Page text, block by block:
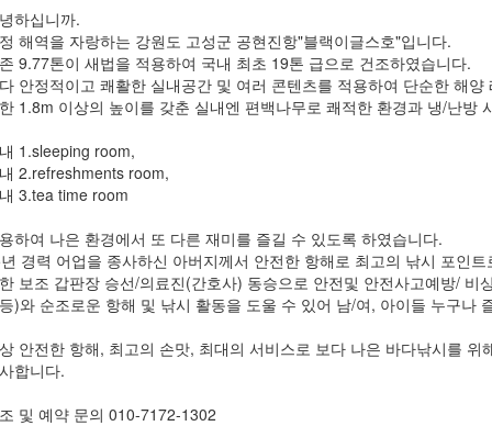
하십니까.
해역을 자랑하는 강원도 고성군 공현진항"블랙이글스호"입니다.
9.77톤이 새법을 적용하여 국내 최초 19톤 급으로 건조하였습니다.
안정적이고 쾌활한 실내공간 및 여러 콘텐츠를 적용하여 단순한 해
1.8m 이상의 높이를 갖춘 실내엔 편백나무로 쾌적한 환경과 냉/난방
1.sleeping room,
2.refreshments room,
3.tea time room
하여 나은 환경에서 또 다른 재미를 즐길 수 있도록 하였습니다.
경력 어업을 종사하신 아버지께서 안전한 항해로 최고의 낚시 포인
보조 갑판장 승선/의료진(간호사) 동승으로 안전및 안전사고예방/
)와 순조로운 항해 및 낚시 활동을 도울 수 있어 남/여, 아이들 누구나
안전한 항해, 최고의 손맛, 최대의 서비스로 보다 나은 바다낚시를
합니다.
및 예약 문의 010-7172-1302